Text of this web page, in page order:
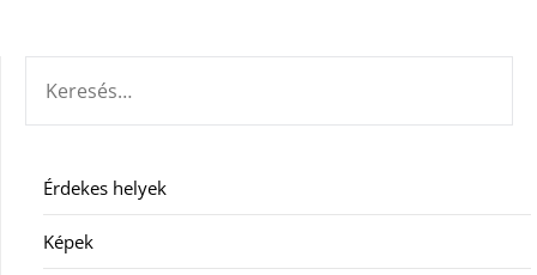
Érdekes helyek
Képek